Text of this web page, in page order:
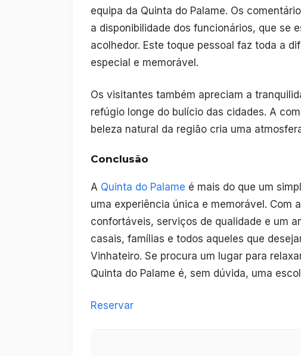
equipa da Quinta do Palame. Os
a disponibilidade dos funcionários, que se
acolhedor. Este toque pessoal faz toda a
especial e memorável.
Os visitantes também apreciam a
refúgio longe do bulício das cidades. A
beleza natural da região cria uma
Conclusão
A Quinta do Palame é mais do que um
uma experiência única e memorável. Com
confortáveis, serviços de qualidade e um
casais, famílias e todos aqueles que
Vinhateiro. Se procura um lugar para
Quinta do Palame é, sem dúvida, uma
Reservar